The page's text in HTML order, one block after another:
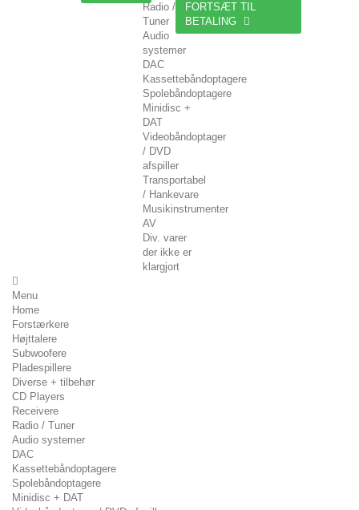
Radio /
Tuner
Audio
systemer
DAC
Kassettebåndoptagere
Spolebåndoptagere
Minidisc +
DAT
Videobåndoptager
/ DVD
afspiller
Transportabel
/ Hankevare
Musikinstrumenter
AV
Div. varer
der ikke er
klargjort
Menu
Home
Forstærkere
Højttalere
Subwoofere
Pladespillere
Diverse + tilbehør
CD Players
Receivere
Radio / Tuner
Audio systemer
DAC
Kassettebåndoptagere
Spolebåndoptagere
Minidisc + DAT
FORTSÆT TIL
BETALING